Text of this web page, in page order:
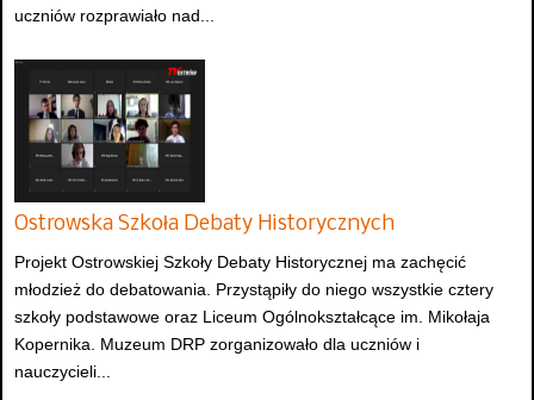
uczniów rozprawiało nad...
Ostrowska Szkoła Debaty Historycznych
Projekt Ostrowskiej Szkoły Debaty Historycznej ma zachęcić
młodzież do debatowania. Przystąpiły do niego wszystkie cztery
szkoły podstawowe oraz Liceum Ogólnokształcące im. Mikołaja
Kopernika. Muzeum DRP zorganizowało dla uczniów i
nauczycieli...